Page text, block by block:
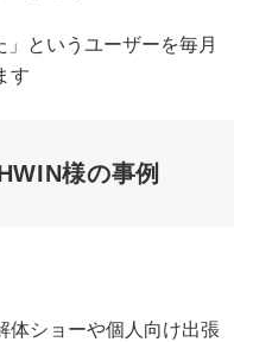
」というユーザーを毎月
す
様の事例
体ショーや個人向け出張